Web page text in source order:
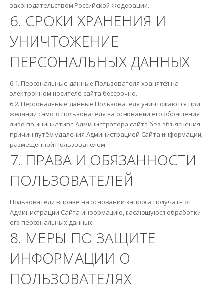
законодательством Российской Федерации.
6. СРОКИ ХРАНЕНИЯ И
УНИЧТОЖЕНИЕ
ПЕРСОНАЛЬНЫХ ДАННЫХ
6.1. Персональные данные Пользователя хранятся на
электронном носителе сайта бессрочно.
6.2. Персональные данные Пользователя уничтожаются при
желании самого пользователя на основании его обращения,
либо по инициативе Администратора сайта без объяснения
причин путём удаления Администрацией Сайта информации,
размещённой Пользователем.
7. ПРАВА И ОБЯЗАННОСТИ
ПОЛЬЗОВАТЕЛЕЙ
Пользователи вправе на основании запроса получать от
Администрации Сайта информацию, касающуюся обработки
его персональных данных.
8. МЕРЫ ПО ЗАЩИТЕ
ИНФОРМАЦИИ О
ПОЛЬЗОВАТЕЛЯХ